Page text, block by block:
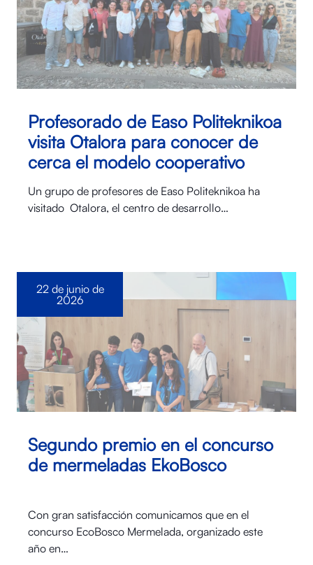
Profesorado de Easo Politeknikoa
visita Otalora para conocer de
cerca el modelo cooperativo
Un grupo de profesores de Easo Politeknikoa ha
visitado Otalora⁠, el centro de desarrollo…
Segundo premio en el concurso
de mermeladas EkoBosco
Con gran satisfacción comunicamos que en el
concurso EcoBosco Mermelada, organizado este
año en…
22 de junio de
2026